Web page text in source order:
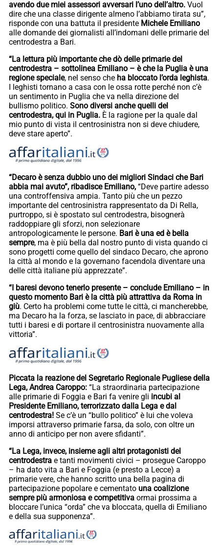
avendo due miei assessori avversari l’uno dell’altro. Vuol
dire che una classe dirigente almeno l’abbiamo tirata su”,
risponde con una battuta il presidente Michele Emiliano
alle domande dei giornalisti all’indomani delle primarie del
centrodestra a Bari.
“La lettura più importante che dò delle primarie del
centrodestra – sottolinea Emiliano – è che la Puglia è una
regione speciale, nel senso che ha bloccato l’orda leghista.
I leghisti tornano a casa con le ossa rotte perché non c’è
un sentimento in Puglia che va nella direzione del
bullismo politico. Sono diversi anche quelli del
centrodestra, qui in Puglia. È la ragione per la quale dal
mio punto di vista il centrosinistra non si deve chiudere,
deve stare aperto”.
“Decaro è senza dubbio uno dei migliori Sindaci che Bari
abbia mai avuto”, ribadisce Emiliano, “Deve partire adesso
una controffensiva ampia. Tanto più che un pezzo
importante del centrosinistra rappresentato da Di Rella,
purtroppo, si è spostato sul centrodestra, bisognerà
raddoppiare gli sforzi, non selezionare
antropologicamente le persone. Bari è una ed è bella
sempre, ma è più bella dal nostro punto di vista quando ci
sono progetti come quello del sindaco Decaro, che aprono
la città al mondo e la governano facendola diventare una
delle città italiane più apprezzate”.
“I baresi devono tenerlo presente – conclude Emiliano – in
questo momento Bari è la città più attrattiva da Roma in
giù. Certo ha problemi come tutte le città, ci mancherebbe,
ma Decaro ha la forza, se lasciato in pace, di abbracciare
tutti i baresi e di portare il centrosinistra nuovamente alla
vittoria”.
Piccata la reazione del Segretario Regionale Pugliese della
Lega, Andrea Caroppo: “La straordinaria partecipazione
alle primarie di Foggia e Bari fa venire gli incubi al
Presidente Emiliano, terrorizzato dalla Lega e dal
centrodestra! Se c’è un “bullo politico” è lui che voleva
imporsi attraverso primarie farsa, da solo, con oltre un
anno di anticipo per non avere sfidanti”.
“La Lega, invece, insieme agli altri protagonisti del
centrodestra e tanti movimenti civici – prosegue Caroppo
– ha dato vita a Bari e Foggia (e presto a Lecce) a
primarie vere, che hanno scritto una bella pagina di
partecipazione popolare e cementato una coalizione
sempre più armoniosa e competitiva ormai prossima a
bloccare l’unica “orda” che va bloccata, quella di Emiliano
e della sua supponenza”.